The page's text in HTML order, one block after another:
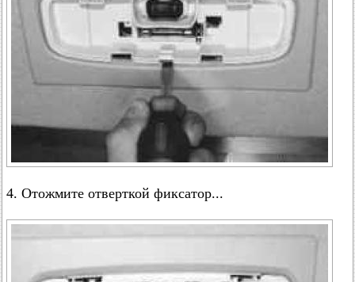
4. Отожмите отверткой фиксатор...